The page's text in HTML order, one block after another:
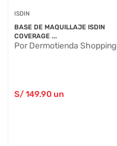
ISDIN
BASE DE MAQUILLAJE ISDIN
COVERAGE ...
Por Dermotienda Shopping
S/149.90 un